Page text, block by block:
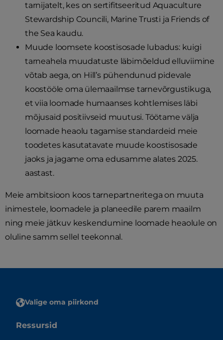
tarnijatelt, kes on sertifitseeritud Aquaculture
Stewardship Councili, Marine Trusti ja Friends of
the Sea kaudu.
Muude loomsete koostisosade lubadus: kuigi
tarneahela muudatuste läbimõeldud elluviimine
võtab aega, on Hill’s pühendunud pidevale
koostööle oma ülemaailmse tarnevõrgustikuga,
et viia loomade humaanses kohtlemises läbi
mõjusaid positiivseid muutusi. Töötame välja
loomade heaolu tagamise standardeid meie
toodetes kasutatavate muude koostisosade
jaoks ja jagame oma edusamme alates 2025.
aastast.
Meie ambitsioon koos tarnepartneritega on muuta
inimestele, loomadele ja planeedile parem maailm
ning meie jätkuv keskendumine loomade heaolule on
oluline samm sellel teekonnal.
Valige oma piirkond
Ressursid